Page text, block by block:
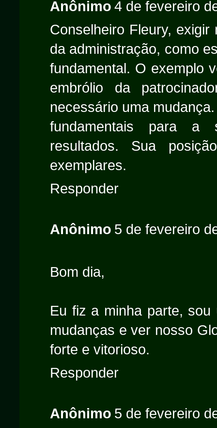
Anônimo 4 de fevereiro
Conselheiro Fleury,
da administração, como
fundamental. O exemplo
embrólio da
necessário uma
fundamentais para a
resultados. Sua
exemplares.
Responder
Anônimo 5 de fevereiro
Bom dia,
Eu fiz a minha parte,
mudanças e ver nosso
forte e vitorioso.
Responder
Anônimo 5 de fevereiro